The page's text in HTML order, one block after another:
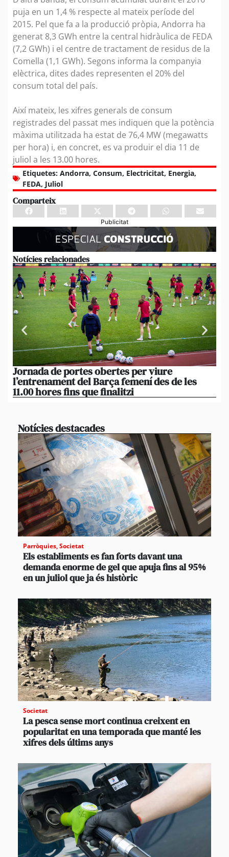
puja en un 1,4 % respecte al mateix període del
2015. Pel que fa a la producció pròpia, Andorra ha
generat 8,3 GWh entre la central hidràulica de FEDA
(7,2 GWh) i el centre de tractament de residus de la
Comella (1,1 GWh). Segons informa la companyia
elèctrica, dites dades representen el 20% del
consum total del país.
Així mateix, les xifres generals de consum
registrades del passat mes indiquen que la potència
màxima utilitzada ha estat de 76,4 MW (megawatts
per hora) i, en concret, es va produir el dia 11 de
juliol a les 13.00 hores.
Etiquetes: Andorra, Consum, Electricitat, Energia,
FEDA, Juliol
Comparteix
Publicitat
Notícies relacionades
Jornada de portes obertes per viure
l’entrenament del Barça femení des de les
11.00 hores fins que finalitzi
Notícies destacades
Parròquies,Societat
Els establiments es fan forts davant una
demanda enorme de gel que apuja fins al 95%
en un juliol que ja és històric
Societat
La pesca sense mort continua creixent en
popularitat en una temporada que manté les
xifres dels últims anys